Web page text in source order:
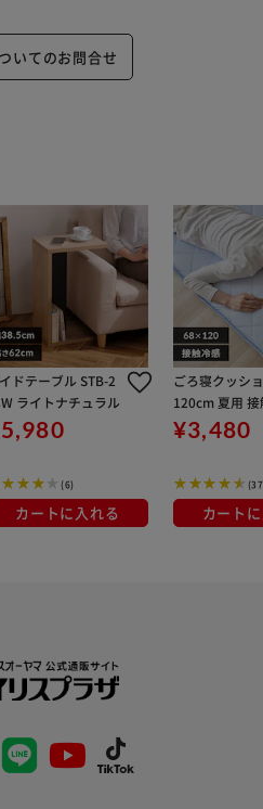
いてのお問合せ
ドテーブル STB-2
ライトナチュラル
(6)
カートに入れる
ごろ寝クッシ
120cm 夏用
アイスブルー
¥3,480
カート